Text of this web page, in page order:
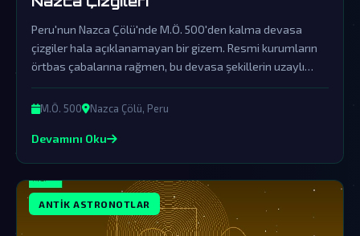
Peru'nun Nazca Çölü'nde M.Ö. 500'den kalma devasa
çizgiler hala açıklanamayan bir gizem. Resmi kurumların
örtbas çabalarına rağmen, bu devasa şekillerin uzaylı
ziyaretlerinin kesin kanıtları olduğu söyleniyor.
M.Ö. 500 Nazca Çölü, Peru
Devamını Oku
ANTIK ASTRONOTLAR